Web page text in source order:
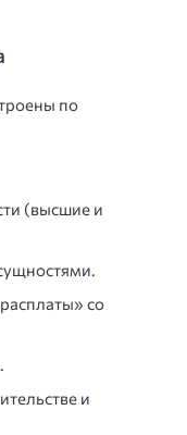
по
(высшие и
со
и